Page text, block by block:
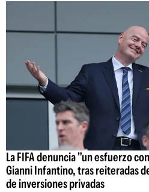
La FIFA denuncia "un esfuerzo
Gianni Infantino, tras reiteradas
de inversiones privadas